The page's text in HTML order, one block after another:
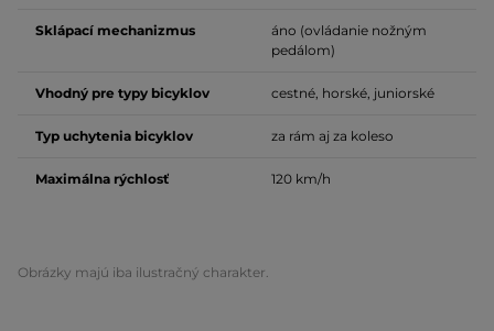
Sklápací mechanizmus
áno (ovládanie nožným
pedálom)
Vhodný pre typy bicyklov cestné, horské, juniorské
Typ uchytenia bicyklov za rám aj za koleso
Maximálna rýchlosť 120 km/h
Obrázky majú iba ilustračný charakter.